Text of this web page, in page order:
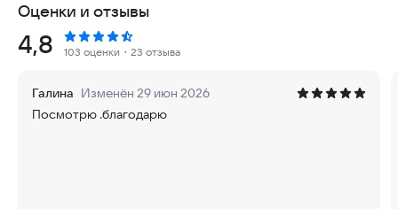
Слушайте любимую музыку с помощью стильного,
многофункционального, быстрого и мощного
проигрывателя. Приложение для Android отличается
богатым набором функций и интуитивно понятным,
простой и приятной.
Оценки и отзывы
Рейтинг:
4,8 103 оценки ・23 отзыва
Галина Изменён 29 июн 2026
Посмотрю .благодарю